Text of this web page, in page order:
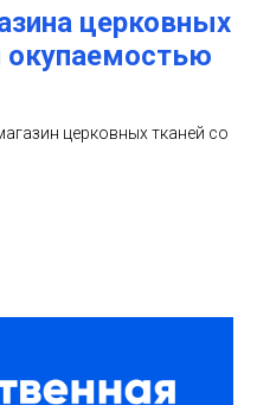
церковных
окупаемостью
церковных тканей со